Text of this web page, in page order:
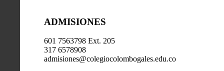
ADMISIONES
601 7563798 Ext. 205
317 6578908
admisiones@colegiocolombogales.edu.co